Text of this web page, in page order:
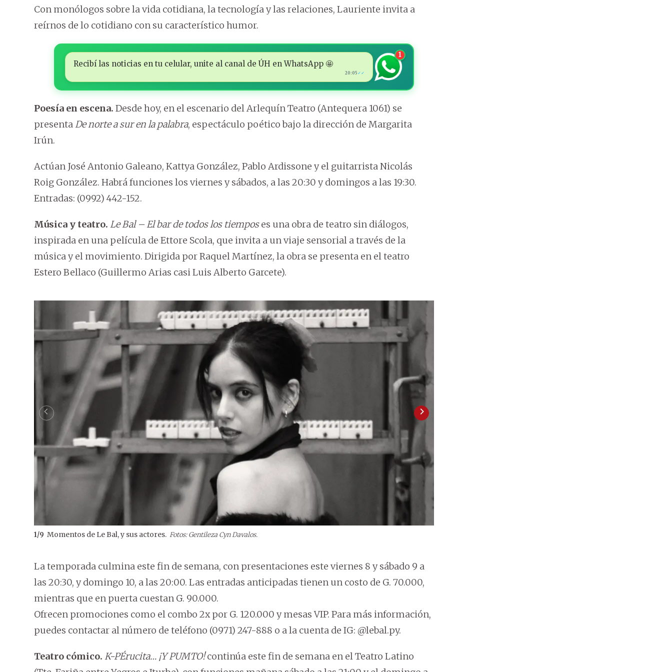
Con monólogos sobre la vida cotidiana, la tecnología y las relaciones, Lauriente invita a
reírnos de lo cotidiano con su característico humor.
Recibí las noticias en tu celular, unite al canal de ÚH en WhatsApp 🤩
20:05 ✓✓
1
Poesía en escena. Desde hoy, en el escenario del Arlequín Teatro (Antequera 1061) se
presentaDe norte a sur en la palabra, espectáculo poético bajo la dirección de Margarita
Irún.
Actúan José Antonio Galeano, Kattya González, Pablo Ardissone y el guitarrista Nicolás
Roig González. Habrá funciones los viernes y sábados, a las 20:30 y domingos a las 19:30.
Entradas: (0992) 442-152.
Música y teatro. Le Bal – El bar de todos los tiemposes una obra de teatro sin diálogos,
inspirada en una película de Ettore Scola, que invita a un viaje sensorial a través de la
música y el movimiento. Dirigida por Raquel Martínez, la obra se presenta en el teatro
Estero Bellaco (Guillermo Arias casi Luis Alberto Garcete).
1/9 Momentos de Le Bal, y sus actores. Fotos: Gentileza Cyn Davalos.
La temporada culmina este fin de semana, con presentaciones este viernes 8 y sábado 9 a
las 20:30, y domingo 10, a las 20:00. Las entradas anticipadas tienen un costo de G. 70.000,
mientras que en puerta cuestan G. 90.000.
Ofrecen promociones como el combo 2x por G. 120.000 y mesas VIP. Para más información,
puedes contactar al número de teléfono (0971) 247-888 o a la cuenta de IG: @lebal.py.
Teatro cómico. K-PÉrucita… ¡Y PUMTO!continúa este fin de semana en el Teatro Latino